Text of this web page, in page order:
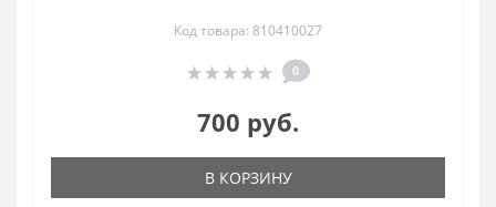
Код товара: 810410027
0
700 руб.
В КОРЗИНУ